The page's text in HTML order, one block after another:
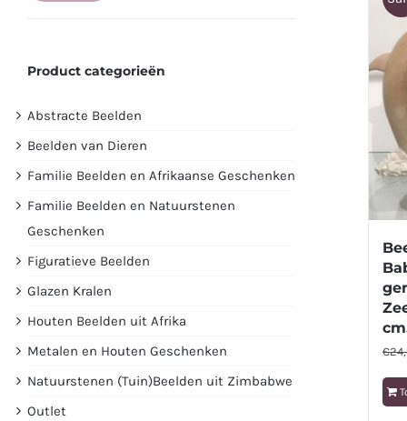
€
Product categorieën
Abstracte Beelden
Beelden van Dieren
Familie Beelden en Afrikaanse Geschenken
Familie Beelden en Natuurstenen
Geschenken
Figuratieve Beelden
Glazen Kralen
Houten Beelden uit Afrika
Metalen en Houten Geschenken
Natuurstenen (Tuin)Beelden uit Zimbabwe
Outlet